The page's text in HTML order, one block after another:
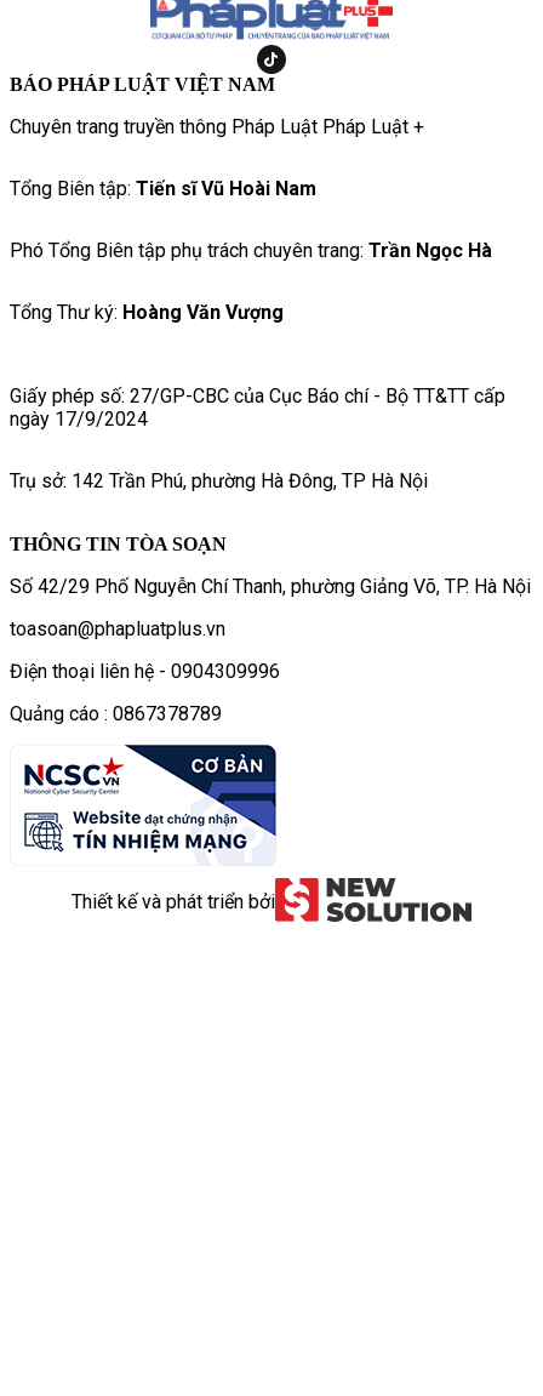
BÁO PHÁP LUẬT VIỆT NAM
Chuyên trang truyền thông Pháp Luật Pháp Luật +
Tổng Biên tập: Tiến sĩ Vũ Hoài Nam
Phó Tổng Biên tập phụ trách chuyên trang: Trần Ngọc Hà
Tổng Thư ký: Hoàng Văn Vượng
Giấy phép số: 27/GP-CBC của Cục Báo chí - Bộ TT&TT cấp
ngày 17/9/2024
Trụ sở: 142 Trần Phú, phường Hà Đông, TP Hà Nội
THÔNG TIN TÒA SOẠN
Số 42/29 Phố Nguyễn Chí Thanh, phường Giảng Võ, TP. Hà Nội
toasoan@phapluatplus.vn
Điện thoại liên hệ - 0904309996
Quảng cáo : 0867378789
Thiết kế và phát triển bởi